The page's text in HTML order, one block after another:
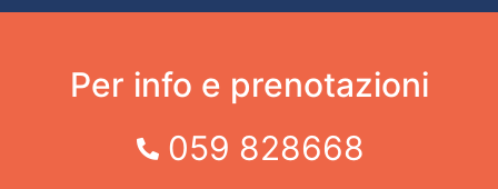
Per info e prenotazioni
059 828668